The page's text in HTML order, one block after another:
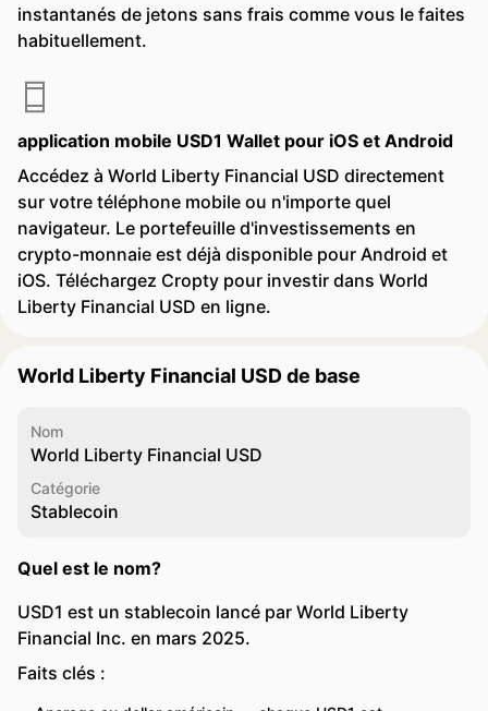
instantanés de jetons sans frais comme vous le faites
habituellement.
application mobile USD1 Wallet pour iOS et Android
Accédez à World Liberty Financial USD directement
sur votre téléphone mobile ou n'importe quel
navigateur. Le portefeuille d'investissements en
crypto-monnaie est déjà disponible pour Android et
iOS. Téléchargez Cropty pour investir dans World
Liberty Financial USD en ligne.
World Liberty Financial USD de base
Nom
World Liberty Financial USD
Catégorie
Stablecoin
Quel est le nom?
USD1 est un stablecoin lancé par World Liberty
Financial Inc. en mars 2025.
Faits clés :